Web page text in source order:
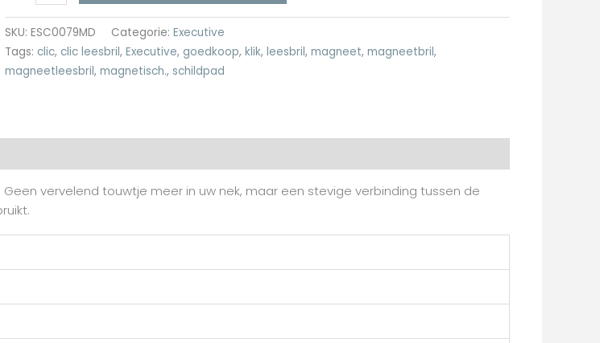
SKU: ESC0079MD Categorie: Executive
Tags: clic, clic leesbril, Executive, goedkoop, klik, leesbril, magneet, magneetbril,
magneetleesbril, magnetisch., schildpad
vervelend touwtje meer in uw nek, maar een stevige verbinding tussen de